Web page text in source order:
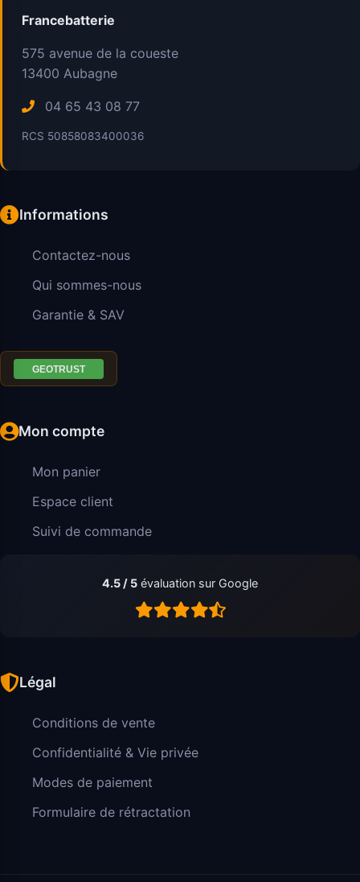
Francebatterie
575 avenue de la coueste
13400 Aubagne
04 65 43 08 77
RCS 50858083400036
Informations
Contactez-nous
Qui sommes-nous
Garantie & SAV
Mon compte
Mon panier
Espace client
Suivi de commande
4.5 / 5 évaluation sur Google
Légal
Conditions de vente
Confidentialité & Vie privée
Modes de paiement
Formulaire de rétractation